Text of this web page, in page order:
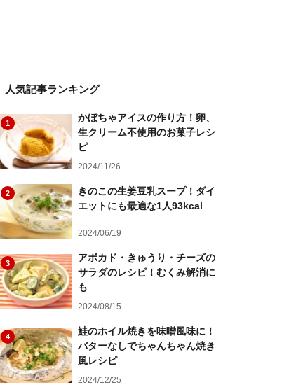
人気記事ランキング
1
かぼちゃアイスの作り方！卵、
生クリーム不使用のお菓子レシ
ピ
2024/11/26
2
きのこの生姜豆乳スープ！ダイ
エットにも最適な1人93kcal
2024/06/19
3
アボカド・きゅうり・チーズの
サラダのレシピ！むくみ解消に
も
2024/08/15
4
鮭のホイル焼きを味噌風味に！
バターなしでちゃんちゃん焼き
風レシピ
2024/12/25